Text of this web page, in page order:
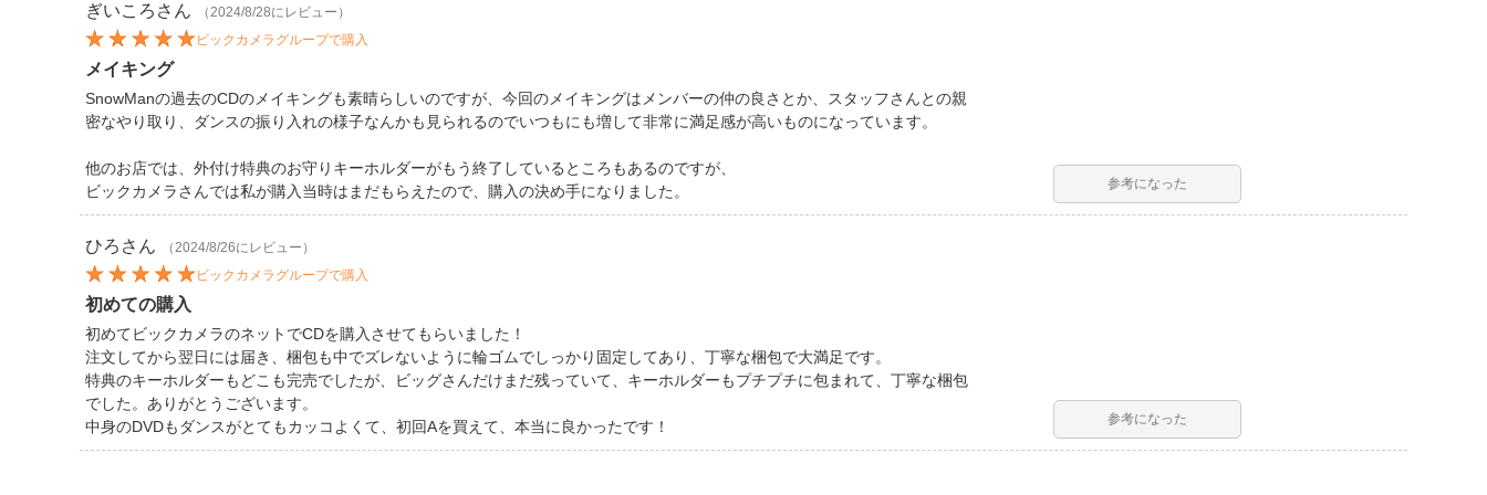
ぎいころ さん
（2024/8/28にレビュー）
ビックカメラグループで購入
メイキング
SnowManの過去のCDのメイキングも素晴らしいのですが、今回のメイキングはメンバーの仲の良さとか、スタッフさんとの親
密なやり取り、ダンスの振り入れの様子なんかも見られるのでいつもにも増して非常に満足感が高いものになっています。
他のお店では、外付け特典のお守りキーホルダーがもう終了しているところもあるのですが、
ビックカメラさんでは私が購入当時はまだもらえたので、購入の決め手になりました。
参考になった
ひろ さん
（2024/8/26にレビュー）
ビックカメラグループで購入
初めての購入
初めてビックカメラのネットでCDを購入させてもらいました！
注文してから翌日には届き、梱包も中でズレないように輪ゴムでしっかり固定してあり、丁寧な梱包で大満足です。
特典のキーホルダーもどこも完売でしたが、ビッグさんだけまだ残っていて、キーホルダーもプチプチに包まれて、丁寧な梱包
でした。ありがとうございます。
中身のDVDもダンスがとてもカッコよくて、初回Aを買えて、本当に良かったです！
参考になった